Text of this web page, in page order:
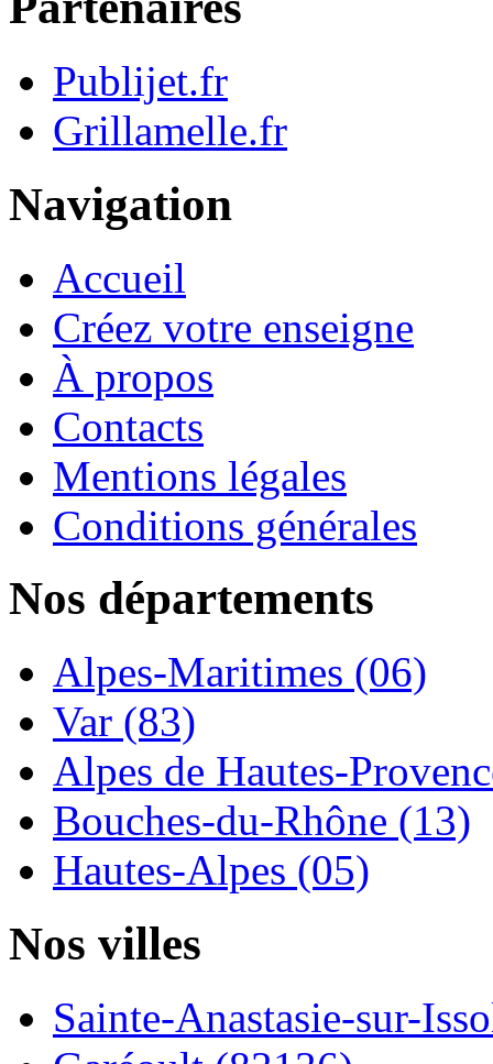
Publijet.fr
Grillamelle.fr
Navigation
Accueil
Créez votre enseigne
À propos
Contacts
Mentions légales
Conditions générales
Nos départements
Alpes-Maritimes (06)
Var (83)
Alpes de Hautes-
Bouches-du-Rhône (13)
Hautes-Alpes (05)
Nos villes
Sainte-Anastasie-sur-